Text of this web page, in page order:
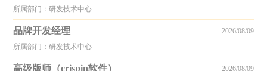
所属部门：研发技术中心
品牌开发经理
所属部门：研发技术中心
2026/08/09
高级版师（crispin软件） 2026/08/09